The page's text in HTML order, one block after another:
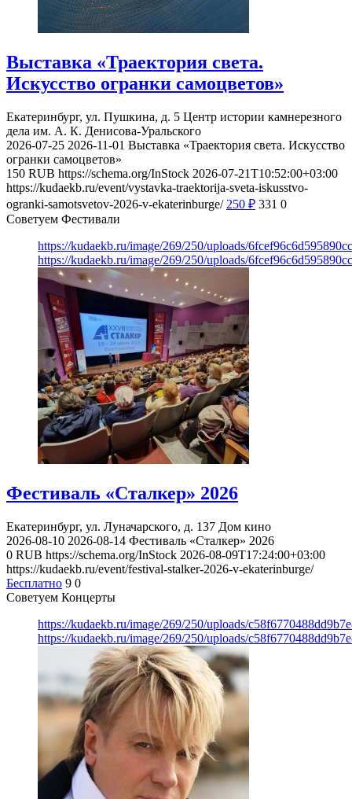
Выставка «Траектория света.
Искусство огранки самоцветов»
Екатеринбург, ул. Пушкина, д. 5 Центр истории камнерезного
дела им. А. К. Денисова-Уральского
2026-07-25 2026-11-01 Выставка «Траектория света. Искусство
огранки самоцветов»
150 RUB https://schema.org/InStock 2026-07-21T10:52:00+03:00
https://kudaekb.ru/event/vystavka-traektorija-sveta-iskusstvo-
ogranki-samotsvetov-2026-v-ekaterinburge/ 250 ₽ 331 0
Советуем Фестивали
https://kudaekb.ru/image/269/250/uploads/
https://kudaekb.ru/image/269/250/uploads/
Фестиваль «Сталкер» 2026
Екатеринбург, ул. Луначарского, д. 137 Дом кино
2026-08-10 2026-08-14 Фестиваль «Сталкер» 2026
0 RUB https://schema.org/InStock 2026-08-09T17:24:00+03:00
https://kudaekb.ru/event/festival-stalker-2026-v-ekaterinburge/
Бесплатно 9 0
Советуем Концерты
https://kudaekb.ru/image/269/250/uploads/
https://kudaekb.ru/image/269/250/uploads/